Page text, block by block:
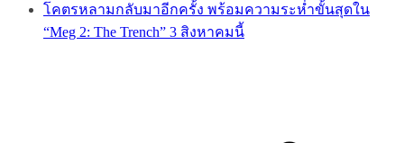
โคตรหลามกลับมาอีกครั้ง พร้อมความระห่ำขั้นสุดใน
“Meg 2: The Trench” 3 สิงหาคมนี้